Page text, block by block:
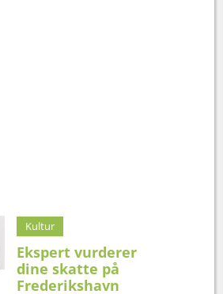
Kultur
Ekspert vurderer
dine skatte på
Frederikshavn